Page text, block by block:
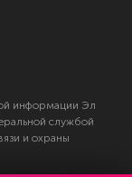
информации Эл
службой
и охраны